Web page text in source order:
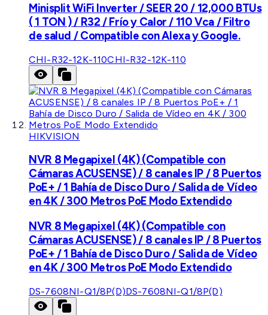
Minisplit WiFi Inverter / SEER 20 / 12,000 BTUs
( 1 TON ) / R32 / Frío y Calor / 110 Vca / Filtro
de salud / Compatible con Alexa y Google.
CHI-R32-12K-110CHI-R32-12K-110
HIKVISION
NVR 8 Megapixel (4K) (Compatible con
Cámaras ACUSENSE) / 8 canales IP / 8 Puertos
PoE+ / 1 Bahía de Disco Duro / Salida de Vídeo
en 4K / 300 Metros PoE Modo Extendido
NVR 8 Megapixel (4K) (Compatible con
Cámaras ACUSENSE) / 8 canales IP / 8 Puertos
PoE+ / 1 Bahía de Disco Duro / Salida de Vídeo
en 4K / 300 Metros PoE Modo Extendido
DS-7608NI-Q1/8P(D)DS-7608NI-Q1/8P(D)